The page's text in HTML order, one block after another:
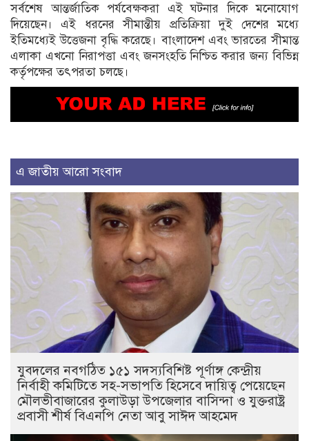
সর্বশেষ আন্তর্জাতিক পর্যবেক্ষকরা এই ঘটনার দিকে মনোযোগ
দিয়েছেন। এই ধরনের সীমান্তীয় প্রতিক্রিয়া দুই দেশের মধ্যে
ইতিমধ্যেই উত্তেজনা বৃদ্ধি করেছে। বাংলাদেশ এবং ভারতের সীমান্ত
এলাকা এখনো নিরাপত্তা এবং জনসংহতি নিশ্চিত করার জন্য বিভিন্ন
কর্তৃপক্ষের তৎপরতা চলছে।
এ জাতীয় আরো সংবাদ
যুবদলের নবগঠিত ১৫১ সদস্যবিশিষ্ট পূর্ণাঙ্গ কেন্দ্রীয়
নির্বাহী কমিটিতে সহ-সভাপতি হিসেবে দায়িত্ব পেয়েছেন
মৌলভীবাজারের কুলাউড়া উপজেলার বাসিন্দা ও যুক্তরাষ্ট্র
প্রবাসী শীর্ষ বিএনপি নেতা আবু সাঈদ আহমেদ